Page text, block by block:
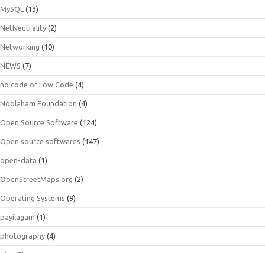
MySQL (13)
NetNeutrality (2)
Networking (10)
NEWS (7)
no code or Low Code (4)
Noolaham Foundation (4)
Open Source Software (124)
Open source softwares (147)
open-data (1)
OpenStreetMaps.org (2)
Operating Systems (9)
payilagam (1)
photography (4)